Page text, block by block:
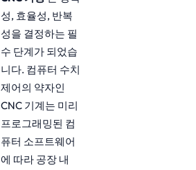
성, 효율성, 반복
성을 결정하는 필
수 단계가 되었습
니다. 컴퓨터 수치
제어의 약자인
CNC 기계는 미리
프로그래밍된 컴
퓨터 소프트웨어
에 따라 공장 내